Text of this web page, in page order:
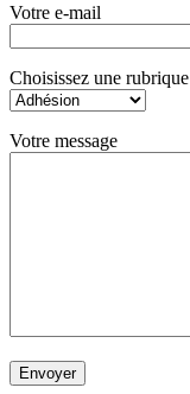
Votre e-mail
Choisissez une rubrique
Votre message
Envoyer